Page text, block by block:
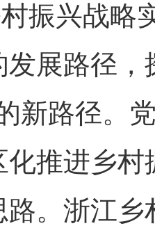
振兴战略
发展路径，
新路径。
化推进乡
路。浙江乡